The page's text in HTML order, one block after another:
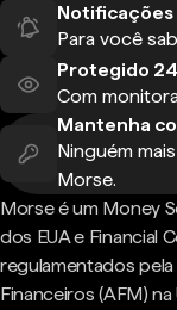
Para você
Protegido
Com
Mantenha
Ninguém
Morse.
Morse é um Money
dos EUA e Financial
regulamentados
Financeiros (AFM)